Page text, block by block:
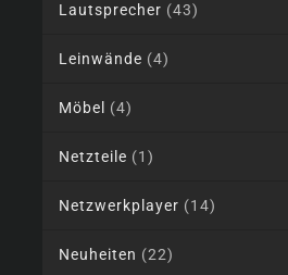
Lautsprecher (43)
Leinwände (4)
Möbel (4)
Netzteile (1)
Netzwerkplayer (14)
Neuheiten (22)